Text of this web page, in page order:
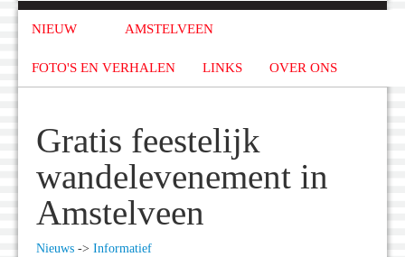
NIEUW AMSTELVEEN
FOTO'S EN VERHALEN LINKS OVER ONS
Gratis feestelijk
wandelevenement in
Amstelveen
Nieuws -> Informatief